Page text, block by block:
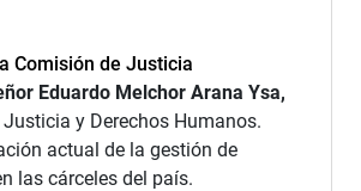
Comisión de Justicia
Eduardo Melchor Arana Ysa,
y Derechos Humanos.
actual de la gestión de
las cárceles del país.